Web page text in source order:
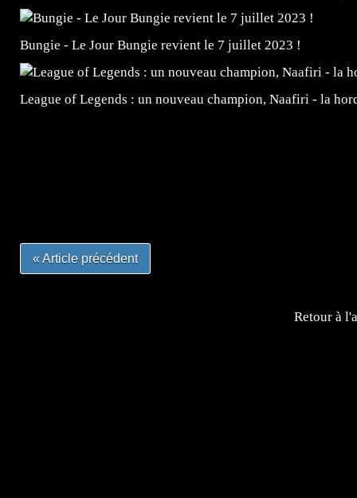
Bungie - Le Jour Bungie revient le 7 juillet 2023 !
League of Legends : un nouveau champion, Naafiri - la
« Article précédent
Retour à